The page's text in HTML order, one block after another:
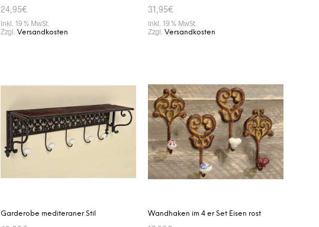
24,95€
Inkl. 19 % MwSt.
Zzgl.Versandkosten
31,95€
Inkl. 19 % MwSt.
Zzgl.Versandkosten
Garderobe mediteraner Stil Wandhaken im 4 er Set Eisen rost